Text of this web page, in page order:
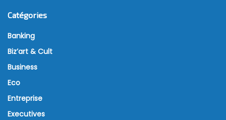
Catégories
Banking
Biz’art & Cult
Business
Eco
Entreprise
Executives